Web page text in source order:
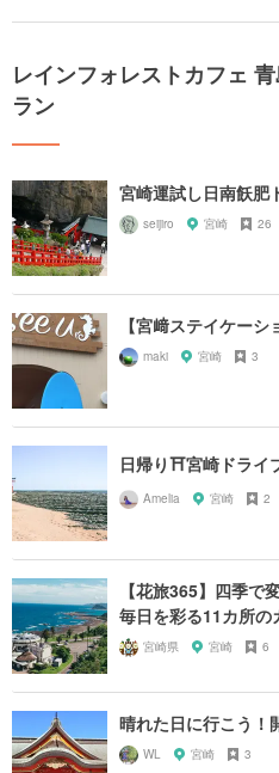
レインフォレストカフェ
ラン
宮崎運試し日南飫肥
seijiro 宮崎 26
【宮﨑ステイケー
maki 宮崎 3
日帰り⛩宮崎ドライ
Amelia 宮崎 2
【花旅365】四季で
毎日を彩る11カ所の
宮崎県 宮崎 6
晴れた日に行こう
WL 宮崎 3